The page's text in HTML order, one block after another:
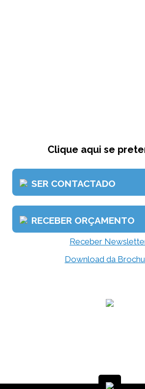
Clique aqui se
SER CONTACTADO
RECEBER ORÇAMENTO
Receber
Download da